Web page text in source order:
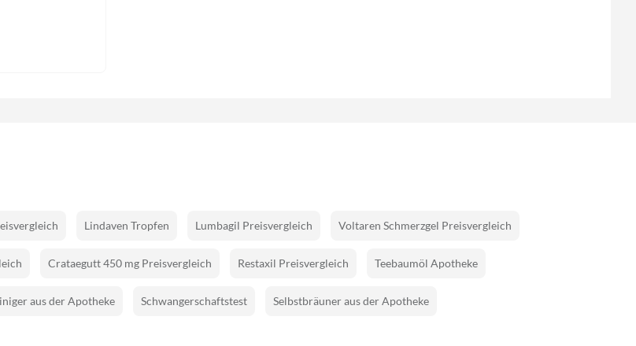
Lindaven Tropfen Lumbagil Preisvergleich Voltaren Schmerzgel Preisvergleich
Crataegutt 450 mg Preisvergleich Restaxil Preisvergleich Teebaumöl Apotheke
aus der Apotheke Schwangerschaftstest Selbstbräuner aus der Apotheke